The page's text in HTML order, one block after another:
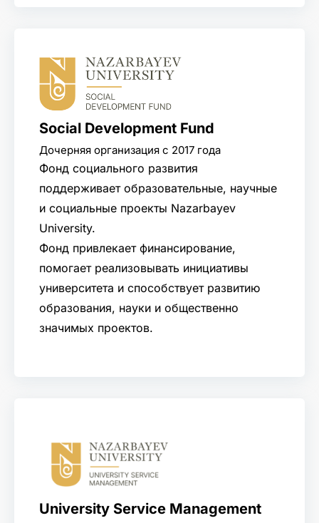
Social Development Fund
Дочерняя организация с 2017 года
Фонд социального развития
поддерживает образовательные, научные
и социальные проекты Nazarbayev
University.
Фонд привлекает финансирование,
помогает реализовывать инициативы
университета и способствует развитию
образования, науки и общественно
значимых проектов.
University Service Management